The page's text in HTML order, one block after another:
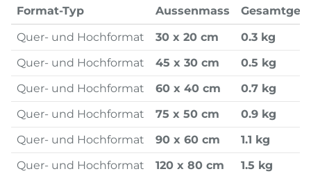
Format-Typ Aussenmass
Quer- und Hochformat
30 x 20 cm
0.3 kg
Quer- und Hochformat
45 x 30 cm
0.5 kg
Quer- und Hochformat
60 x 40 cm
0.7 kg
Quer- und Hochformat
75 x 50 cm
0.9 kg
Quer- und Hochformat
90 x 60 cm
1.1 kg
Quer- und Hochformat
120 x 80 cm 1.5 kg